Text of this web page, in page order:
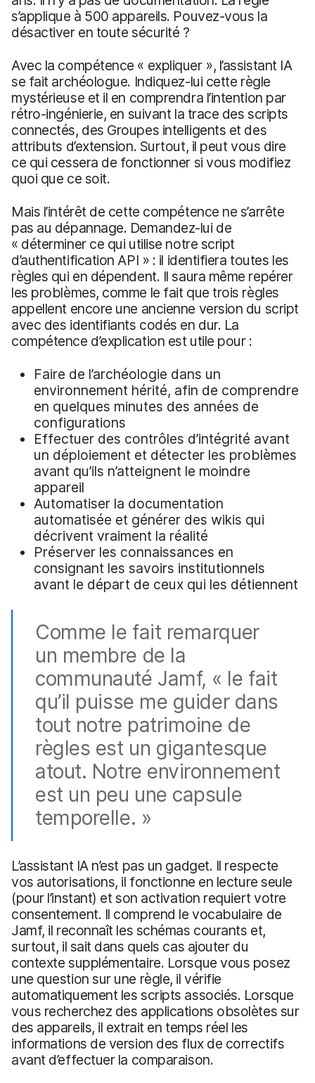
s’applique à 500 appareils. Pouvez-vous la
désactiver en toute sécurité ?
Avec la compétence « expliquer », l’assistant IA
se fait archéologue. Indiquez-lui cette règle
mystérieuse et il en comprendra l’intention par
rétro-ingénierie, en suivant la trace des scripts
connectés, des Groupes intelligents et des
attributs d’extension. Surtout, il peut vous dire
ce qui cessera de fonctionner si vous modifiez
quoi que ce soit.
Mais l’intérêt de cette compétence ne s’arrête
pas au dépannage. Demandez-lui de
« déterminer ce qui utilise notre script
d’authentification API » : il identifiera toutes les
règles qui en dépendent. Il saura même repérer
les problèmes, comme le fait que trois règles
appellent encore une ancienne version du script
avec des identifiants codés en dur. La
compétence d’explication est utile pour :
Faire de l’archéologie dans un
environnement hérité, afin de comprendre
en quelques minutes des années de
configurations
Effectuer des contrôles d’intégrité avant
un déploiement et détecter les problèmes
avant qu’ils n’atteignent le moindre
appareil
Automatiser la documentation
automatisée et générer des wikis qui
décrivent vraiment la réalité
Préserver les connaissances en
consignant les savoirs institutionnels
avant le départ de ceux qui les détiennent
Comme le fait remarquer
un membre de la
communauté Jamf, « le fait
qu’il puisse me guider dans
tout notre patrimoine de
règles est un gigantesque
atout. Notre environnement
est un peu une capsule
temporelle. »
L’assistant IA n’est pas un gadget. Il respecte
vos autorisations, il fonctionne en lecture seule
(pour l’instant) et son activation requiert votre
consentement. Il comprend le vocabulaire de
Jamf, il reconnaît les schémas courants et,
surtout, il sait dans quels cas ajouter du
contexte supplémentaire. Lorsque vous posez
une question sur une règle, il vérifie
automatiquement les scripts associés. Lorsque
vous recherchez des applications obsolètes sur
des appareils, il extrait en temps réel les
informations de version des flux de correctifs
avant d’effectuer la comparaison.